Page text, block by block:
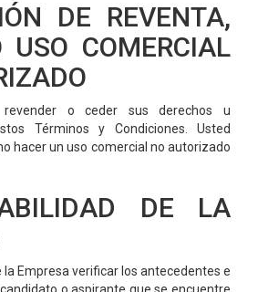
DE REVENTA,
USO COMERCIAL
o ceder sus derechos u
Términos y Condiciones. Usted
hacer un uso comercial no autorizado
DE LA
la Empresa verificar los antecedentes e